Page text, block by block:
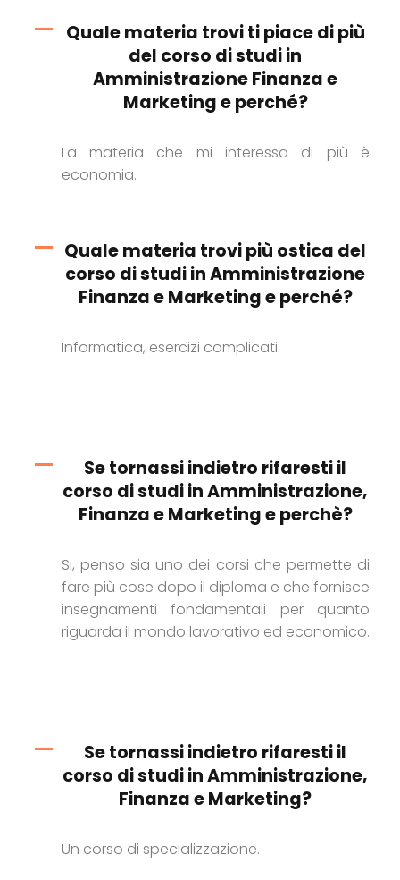
Quale materia trovi ti piace di più
del corso di studi in
Amministrazione Finanza e
Marketing e perché?
La materia che mi interessa di più è
economia.
Quale materia trovi più ostica del
corso di studi in Amministrazione
Finanza e Marketing e perché?
Informatica, esercizi complicati.
Se tornassi indietro rifaresti il
corso di studi in Amministrazione,
Finanza e Marketing e perchè?
Si, penso sia uno dei corsi che permette di
fare più cose dopo il diploma e che fornisce
insegnamenti fondamentali per quanto
riguarda il mondo lavorativo ed economico.
Se tornassi indietro rifaresti il
corso di studi in Amministrazione,
Finanza e Marketing?
Un corso di specializzazione.